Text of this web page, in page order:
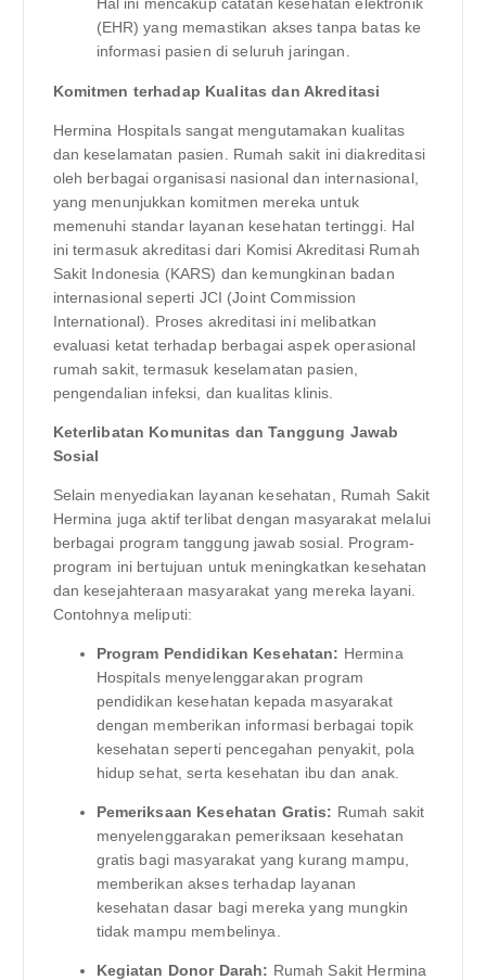
Hal ini mencakup catatan kesehatan elektronik
(EHR) yang memastikan akses tanpa batas ke
informasi pasien di seluruh jaringan.
Komitmen terhadap Kualitas dan Akreditasi
Hermina Hospitals sangat mengutamakan kualitas
dan keselamatan pasien. Rumah sakit ini diakreditasi
oleh berbagai organisasi nasional dan internasional,
yang menunjukkan komitmen mereka untuk
memenuhi standar layanan kesehatan tertinggi. Hal
ini termasuk akreditasi dari Komisi Akreditasi Rumah
Sakit Indonesia (KARS) dan kemungkinan badan
internasional seperti JCI (Joint Commission
International). Proses akreditasi ini melibatkan
evaluasi ketat terhadap berbagai aspek operasional
rumah sakit, termasuk keselamatan pasien,
pengendalian infeksi, dan kualitas klinis.
Keterlibatan Komunitas dan Tanggung Jawab
Sosial
Selain menyediakan layanan kesehatan, Rumah Sakit
Hermina juga aktif terlibat dengan masyarakat melalui
berbagai program tanggung jawab sosial. Program-
program ini bertujuan untuk meningkatkan kesehatan
dan kesejahteraan masyarakat yang mereka layani.
Contohnya meliputi:
Program Pendidikan Kesehatan: Hermina
Hospitals menyelenggarakan program
pendidikan kesehatan kepada masyarakat
dengan memberikan informasi berbagai topik
kesehatan seperti pencegahan penyakit, pola
hidup sehat, serta kesehatan ibu dan anak.
Pemeriksaan Kesehatan Gratis: Rumah sakit
menyelenggarakan pemeriksaan kesehatan
gratis bagi masyarakat yang kurang mampu,
memberikan akses terhadap layanan
kesehatan dasar bagi mereka yang mungkin
tidak mampu membelinya.
Kegiatan Donor Darah: Rumah Sakit Hermina